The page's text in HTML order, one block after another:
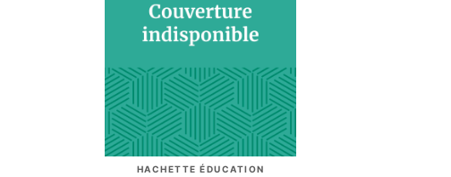
HACHETTE ÉDUCATION